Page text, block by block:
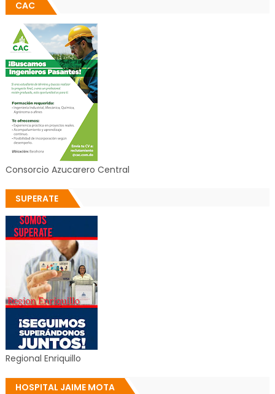
CAC
Consorcio Azucarero Central
SUPERATE
Regional Enriquillo
HOSPITAL JAIME MOTA